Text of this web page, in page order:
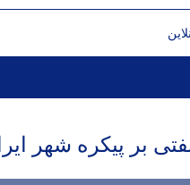
بر پیکره شهر